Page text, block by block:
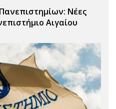
Νέες
Αιγαίου